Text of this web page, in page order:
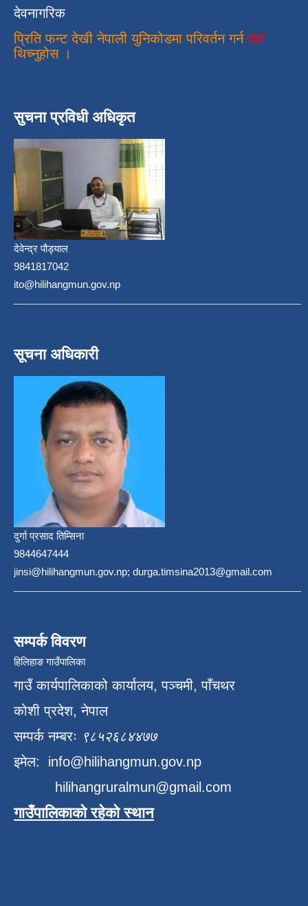
देवनागरिक
प्रिति फन्ट देखी नेपाली युनिकोडमा परिवर्तन गर्न यहां
थिच्नुहोस ।
सुचना प्रविधी अधिकृत
देवेन्द्र पौड्याल
9841817042
ito@hilihangmun.gov.np
सूचना अधिकारी
दुर्गा प्रसाद तिम्सिना
9844647444
jinsi@hilihangmun.gov.np; durga.timsina2013@gmail.com
सम्पर्क विवरण
हिलिहाङ गाउँपालिका
गाउँ कार्यपालिकाको कार्यालय, पञ्चमी, पाँचथर
कोशी प्रदेश, नेपाल
सम्पर्क नम्बरः ९८५२६८४४७७
इमेल: info@hilihangmun.gov.np
hilihangruralmun@gmail.com
गाउँपालिकाको रहेको स्थान